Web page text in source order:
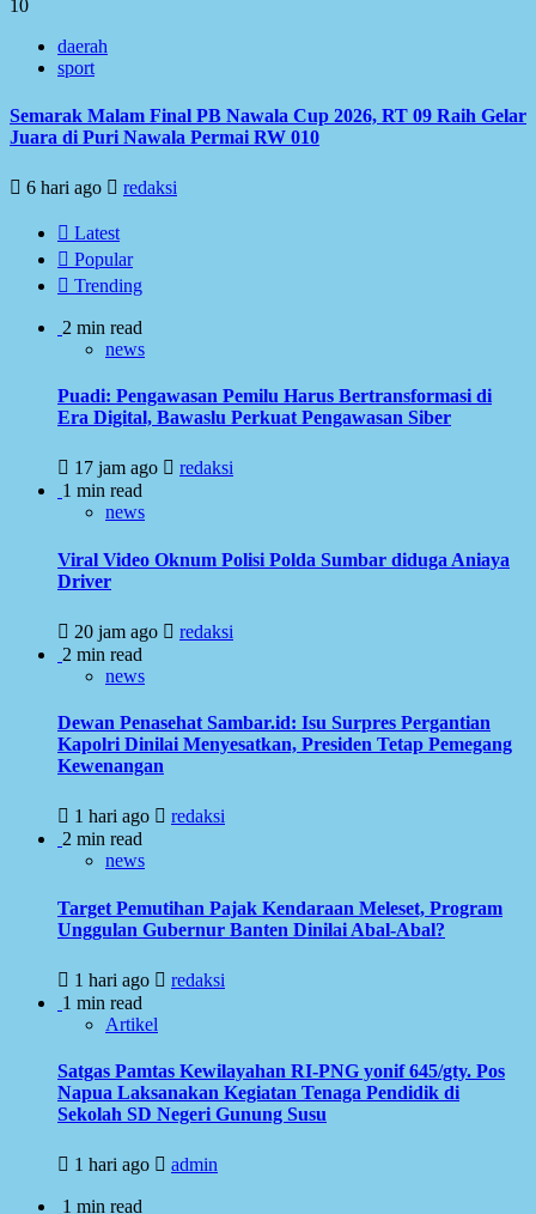
10
daerah
sport
Semarak Malam Final PB Nawala Cup 2026, RT 09 Raih Gelar
Juara di Puri Nawala Permai RW 010
6 hari ago redaksi
Latest
Popular
Trending
2 min read
news
Puadi: Pengawasan Pemilu Harus Bertransformasi di
Era Digital, Bawaslu Perkuat Pengawasan Siber
17 jam ago
redaksi
1 min read
news
Viral Video Oknum Polisi Polda Sumbar diduga Aniaya
Driver
20 jam ago
redaksi
2 min read
news
Dewan Penasehat Sambar.id: Isu Surpres Pergantian
Kapolri Dinilai Menyesatkan, Presiden Tetap Pemegang
Kewenangan
1 hari ago
redaksi
2 min read
news
Target Pemutihan Pajak Kendaraan Meleset, Program
Unggulan Gubernur Banten Dinilai Abal-Abal?
1 hari ago
redaksi
1 min read
Artikel
Satgas Pamtas Kewilayahan RI-PNG yonif 645/gty. Pos
Napua Laksanakan Kegiatan Tenaga Pendidik di
Sekolah SD Negeri Gunung Susu
1 hari ago admin
1 min read